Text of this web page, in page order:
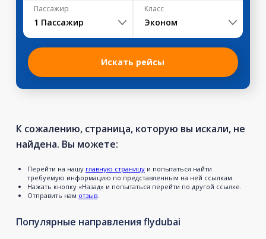
Пассажир
1 Пассажир
Класс
Эконом
Искать рейсы
К сожалению, страница, которую вы искали, не
найдена. Вы можете:
Перейти на нашу главную страницуи попытаться найти
требуемую информацию по представленным на ней ссылкам.
Нажать кнопку «Назад» и попытаться перейти по другой ссылке.
Отправить нам отзыв.
Популярные направления flydubai